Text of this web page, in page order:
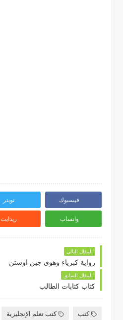
فيسبوك تويتر
واتساب ريدايت
المقال التالي
رواية كبرياء وهوى جين اوستن
المقال السابق
كتاب كتابات الطالب
كتب كتب تعلم الإنجليزية